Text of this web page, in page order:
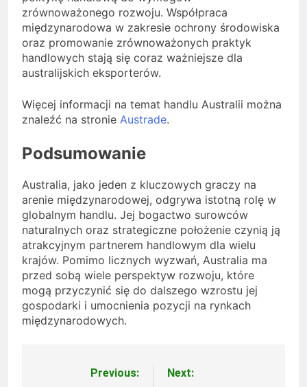
zrównoważonego rozwoju. Współpraca
międzynarodowa w zakresie ochrony środowiska
oraz promowanie zrównoważonych praktyk
handlowych stają się coraz ważniejsze dla
australijskich eksporterów.
Więcej informacji na temat handlu Australii można
znaleźć na stronie Austrade.
Podsumowanie
Australia, jako jeden z kluczowych graczy na
arenie międzynarodowej, odgrywa istotną rolę w
globalnym handlu. Jej bogactwo surowców
naturalnych oraz strategiczne położenie czynią ją
atrakcyjnym partnerem handlowym dla wielu
krajów. Pomimo licznych wyzwań, Australia ma
przed sobą wiele perspektyw rozwoju, które
mogą przyczynić się do dalszego wzrostu jej
gospodarki i umocnienia pozycji na rynkach
międzynarodowych.
NawigacjaPrevious:
Next: